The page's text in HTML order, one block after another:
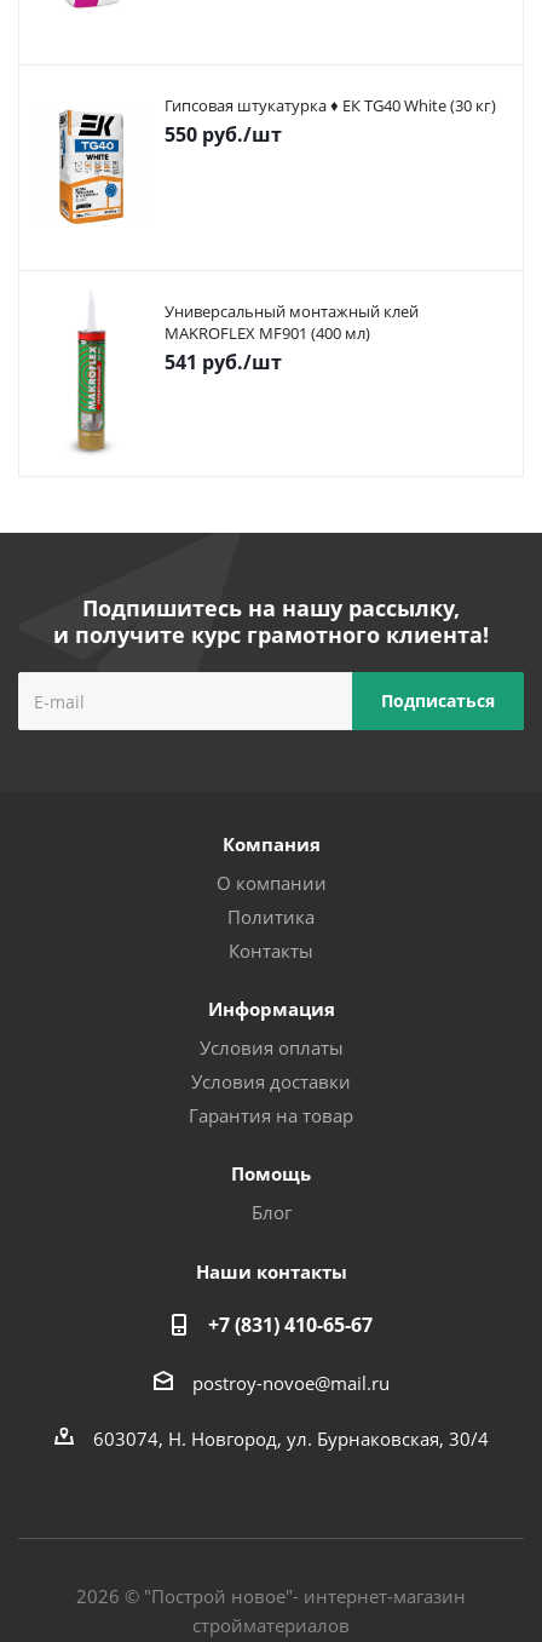
Гипсовая штукатурка ♦ ЕК TG40 White (30 кг)
550 руб./шт
Универсальный монтажный клей
MAKROFLEX MF901 (400 мл)
541 руб./шт
Подпишитесь на нашу рассылку,
и получите курс грамотного клиента!
Компания
О компании
Политика
Контакты
Информация
Условия оплаты
Условия доставки
Гарантия на товар
Помощь
Блог
Наши контакты
+7 (831) 410-65-67
postroy-novoe@mail.ru
603074, Н. Новгород, ул. Бурнаковская, 30/4
2026 © "Построй новое"- интернет-магазин
стройматериалов